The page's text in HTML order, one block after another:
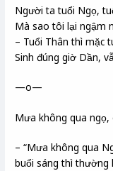
Người ta tuổi Ngọ,
Mà sao tôi lại ngậm
– Tuổi Thân thì mặc
Sinh đúng giờ Dần,
—o—
Mưa không qua
– “Mưa không qua
buổi sáng thì thường